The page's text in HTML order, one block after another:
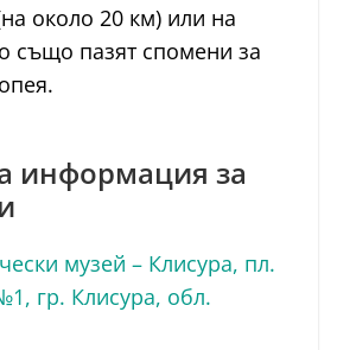
около 20 км) или на
също пазят спомени за
информация за
музей – Клисура, пл.
гр. Клисура, обл.